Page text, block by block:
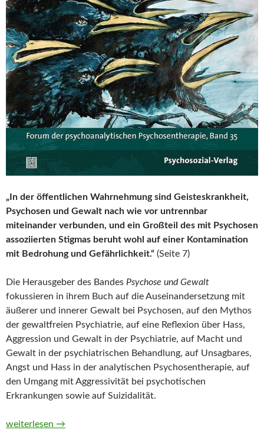
„In der öffentlichen Wahrnehmung sind Geisteskrankheit,
Psychosen und Gewalt nach wie vor untrennbar
miteinander verbunden, und ein Großteil des mit Psychosen
assoziierten Stigmas beruht wohl auf einer Kontamination
mit Bedrohung und Gefährlichkeit.“ (Seite 7)
Die Herausgeber des Bandes Psychose und Gewalt
fokussieren in ihrem Buch auf die Auseinandersetzung mit
äußerer und innerer Gewalt bei Psychosen, auf den Mythos
der gewaltfreien Psychiatrie, auf eine Reflexion über Hass,
Aggression und Gewalt in der Psychiatrie, auf Macht und
Gewalt in der psychiatrischen Behandlung, auf Unsagbares,
Angst und Hass in der analytischen Psychosentherapie, auf
den Umgang mit Aggressivität bei psychotischen
Erkrankungen sowie auf Suizidalität.
Psychose und Gewalt von Ulrich Ertel, Günter Lempa,
weiterlesen →